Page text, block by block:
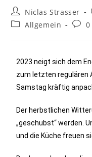
Niclas Strasser
Allgemein
0
2023 neigt sich dem
zum letzten regulären
Samstag kräftig
Der herbstlichen
„geschubst“ werden.
und die Küche freuen